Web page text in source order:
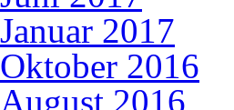
Januar 2017
Oktober 2016
August 2016